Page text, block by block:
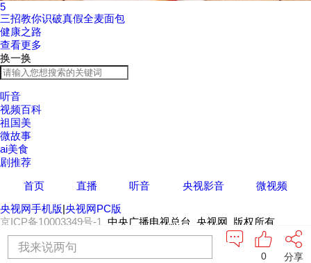
5
三招教你识破真假全麦面包
健康之路
查看更多
换一换
听音
视频百科
祖国美
微故事
ai美食
剧推荐
首页
直播 听音 央视影音
微视频
央视网手机版|央视网PC版
京ICP备10003349号-1
中央广播电视总台 央视网 版权所有
我来说两句
分享
0